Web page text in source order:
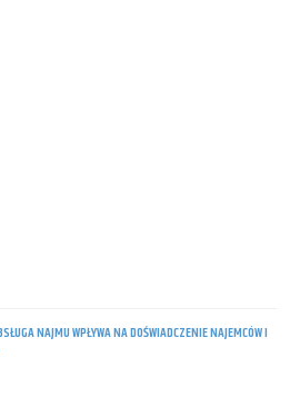
NAJMU WPŁYWA NA DOŚWIADCZENIE NAJEMCÓW I